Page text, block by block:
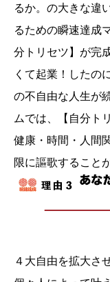
るか。の大きな違
るための瞬速達成
分トリセツ】が完
くて起業！したの
の不自由な人生が
ムでは、【自分ト
健康・時間・人間
限に謳歌すること
４大自由を拡大さ